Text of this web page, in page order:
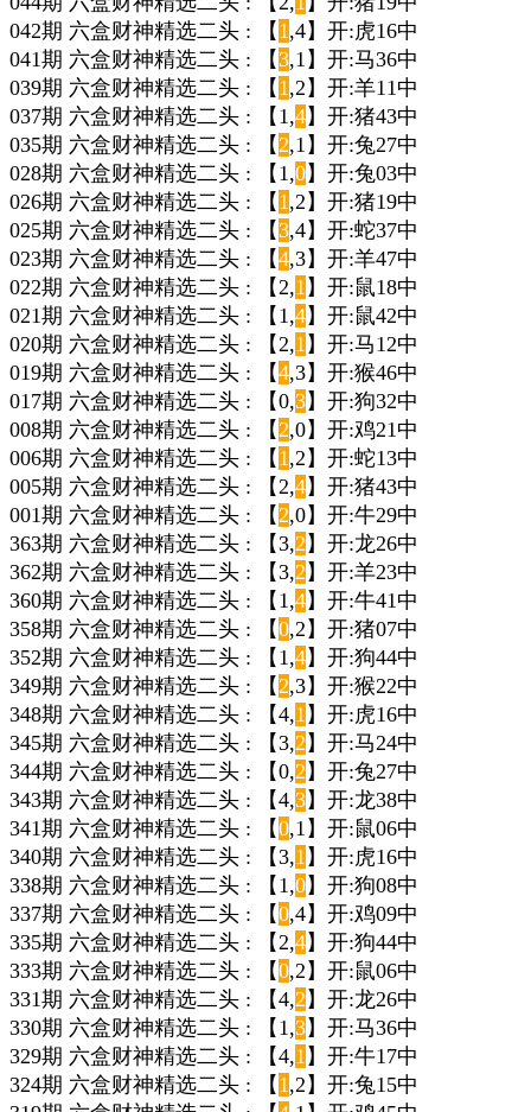
042期 六盒财神精选二头 : 【 1,4】开:虎16中
041期 六盒财神精选二头 : 【3,1】开:马36中
039期 六盒财神精选二头 : 【 1,2】开:羊11中
037期 六盒财神精选二头 : 【1,4】开:猪43中
035期 六盒财神精选二头 : 【2,1】开:兔27中
028期 六盒财神精选二头 : 【1,0】开:兔03中
026期 六盒财神精选二头 : 【 1,2】开:猪19中
025期 六盒财神精选二头 : 【3,4】开:蛇37中
023期 六盒财神精选二头 : 【4,3】开:羊47中
022期 六盒财神精选二头 : 【2,1 】开:鼠18中
021期 六盒财神精选二头 : 【1,4】开:鼠42中
020期 六盒财神精选二头 : 【2,1 】开:马12中
019期 六盒财神精选二头 : 【4,3】开:猴46中
017期 六盒财神精选二头 : 【0,3】开:狗32中
008期 六盒财神精选二头 : 【2,0】开:鸡21中
006期 六盒财神精选二头 : 【 1,2】开:蛇13中
005期 六盒财神精选二头 : 【2,4】开:猪43中
001期 六盒财神精选二头 : 【2,0】开:牛29中
363期 六盒财神精选二头 : 【3,2 】开:龙26中
362期 六盒财神精选二头 : 【3,2 】开:羊23中
360期 六盒财神精选二头 : 【1,4】开:牛41中
358期 六盒财神精选二头 : 【0,2】开:猪07中
352期 六盒财神精选二头 : 【1,4】开:狗44中
349期 六盒财神精选二头 : 【2,3】开:猴22中
348期 六盒财神精选二头 : 【4,1 】开:虎16中
345期 六盒财神精选二头 : 【3,2 】开:马24中
344期 六盒财神精选二头 : 【0,2 】开:兔27中
343期 六盒财神精选二头 : 【4,3】开:龙38中
341期 六盒财神精选二头 : 【0,1】开:鼠06中
340期 六盒财神精选二头 : 【3,1 】开:虎16中
338期 六盒财神精选二头 : 【1,0】开:狗08中
337期 六盒财神精选二头 : 【0,4】开:鸡09中
335期 六盒财神精选二头 : 【2,4】开:狗44中
333期 六盒财神精选二头 : 【0,2】开:鼠06中
331期 六盒财神精选二头 : 【4,2 】开:龙26中
330期 六盒财神精选二头 : 【1,3】开:马36中
329期 六盒财神精选二头 : 【4,1 】开:牛17中
324期 六盒财神精选二头 : 【 1,2】开:兔15中